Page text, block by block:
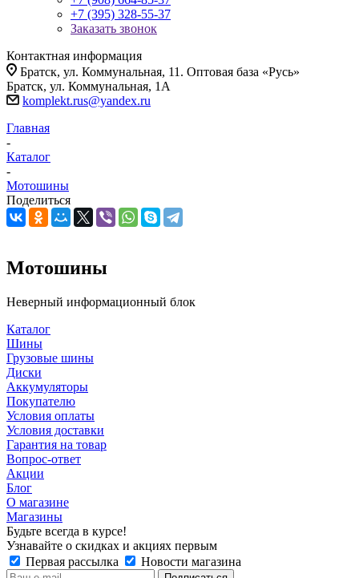
+7 (395) 328-55-37
Заказать звонок
Контактная информация
Братск, ул. Коммунальная, 11. Оптовая база «Русь»
Братск, ул. Коммунальная, 1А
komplekt.rus@yandex.ru
Главная
-
Каталог
-
Мотошины
Поделиться
Мотошины
Неверный информационный блок
Каталог
Шины
Грузовые шины
Диски
Аккумуляторы
Покупателю
Условия оплаты
Условия доставки
Гарантия на товар
Вопрос-ответ
Акции
Блог
О магазине
Магазины
Будьте всегда в курсе!
Узнавайте о скидках и акциях первым
Первая рассылка
Новости магазина